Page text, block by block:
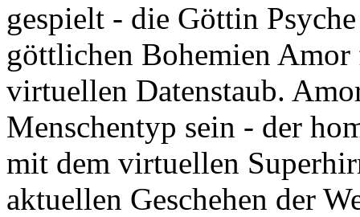
gespielt - die Göttin
göttlichen Bohemien
virtuellen Datenstaub.
Menschentyp sein - der
mit dem virtuellen
aktuellen Geschehen der